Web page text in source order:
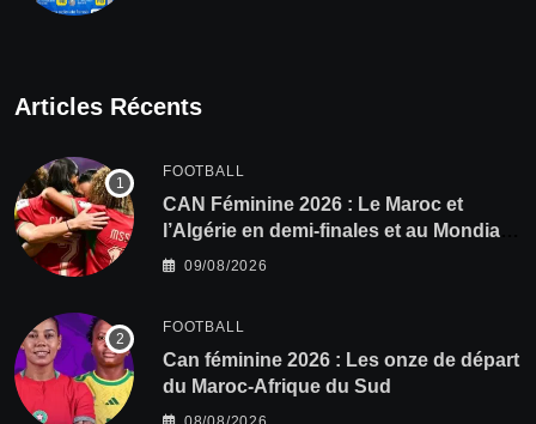
Articles Récents
FOOTBALL
CAN Féminine 2026 : Le Maroc et
l’Algérie en demi-finales et au Mondial
2027 !
09/08/2026
FOOTBALL
‎Can féminine 2026 : Les onze de départ
du Maroc-Afrique du Sud